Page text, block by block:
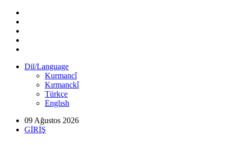
Dil/Language
Kurmancî
Kırmanckî
Türkçe
Englısh
09 Ağustos 2026
GİRİŞ